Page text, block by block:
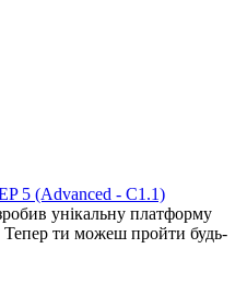
5 (Advanced - C1.1)
унікальну платформу
Тепер ти можеш пройти будь-